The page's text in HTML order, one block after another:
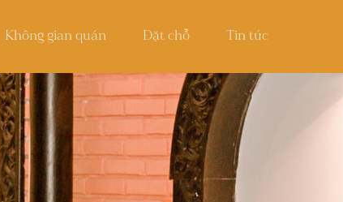
Không gian quán Đặt chỗ Tin tức